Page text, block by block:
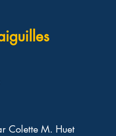
Colette M. Huet